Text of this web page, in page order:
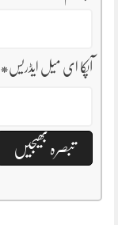
آپکا ای میل ایڈریس*